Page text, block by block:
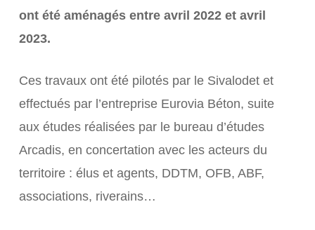
ont été aménagés entre avril 2022 et avril
2023.
Ces travaux ont été pilotés par le Sivalodet et
effectués par l’entreprise Eurovia Béton, suite
aux études réalisées par le bureau d’études
Arcadis, en concertation avec les acteurs du
territoire : élus et agents, DDTM, OFB, ABF,
associations, riverains…